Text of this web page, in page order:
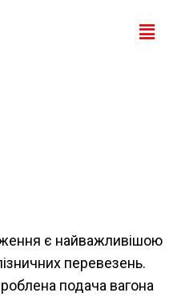
є найважливішою
перевезень.
подача вагона